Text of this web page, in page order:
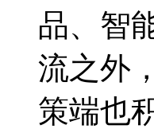
品、智
流之外
策端也